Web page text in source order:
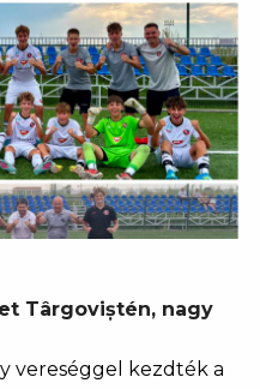
Târgoviștén, nagy
vereséggel kezdték a